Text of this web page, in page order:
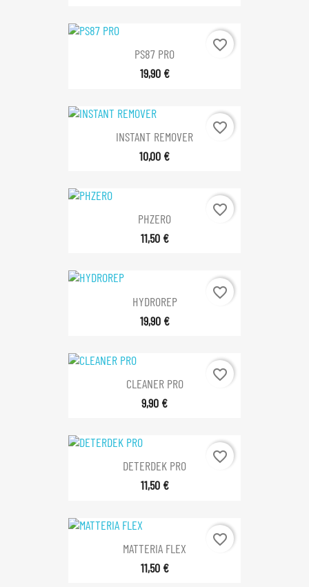
PS87 PRO
19,90 €
favorite_border
INSTANT REMOVER
10,00 €
favorite_border
PHZERO
11,50 €
favorite_border
HYDROREP
19,90 €
favorite_border
CLEANER PRO
9,90 €
favorite_border
DETERDEK PRO
11,50 €
favorite_border
MATTERIA FLEX
11,50 €
favorite_border